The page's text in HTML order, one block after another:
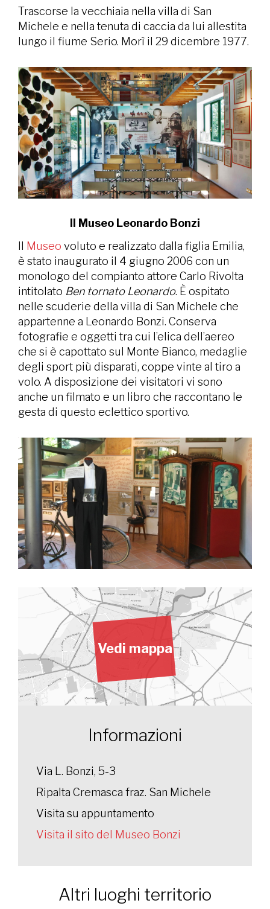
Trascorse la vecchiaia nella villa di San
Michele e nella tenuta di caccia da lui allestita
lungo il fiume Serio. Morì il 29 dicembre 1977.
Il Museo Leonardo Bonzi
Il Museo voluto e realizzato dalla figlia Emilia,
è stato inaugurato il 4 giugno 2006 con un
monologo del compianto attore Carlo Rivolta
intitolato Ben tornato Leonardo. È ospitato
nelle scuderie della villa di San Michele che
appartenne a Leonardo Bonzi. Conserva
fotografie e oggetti tra cui l’elica dell’aereo
che si è capottato sul Monte Bianco, medaglie
degli sport più disparati, coppe vinte al tiro a
volo. A disposizione dei visitatori vi sono
anche un filmato e un libro che raccontano le
gesta di questo eclettico sportivo.
Vedi mappa
Informazioni
Via L. Bonzi, 5-3
Ripalta Cremasca fraz. San Michele
Visita su appuntamento
Visita il sito del Museo Bonzi
Altri luoghi territorio